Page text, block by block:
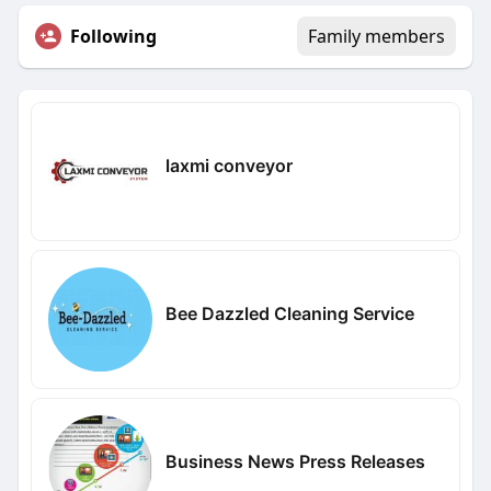
Following Family members
laxmi conveyor
Bee Dazzled Cleaning Service
Business News Press Releases